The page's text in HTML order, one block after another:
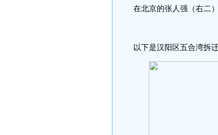
在北京的张人强（右二
以下是汉阳区五合湾拆